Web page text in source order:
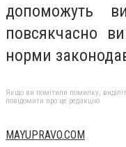
допоможуть
повсякчасно
норми
Якщо ви помітили помилку,
повідомити про це редакцію
MAYUPRAVO.COM